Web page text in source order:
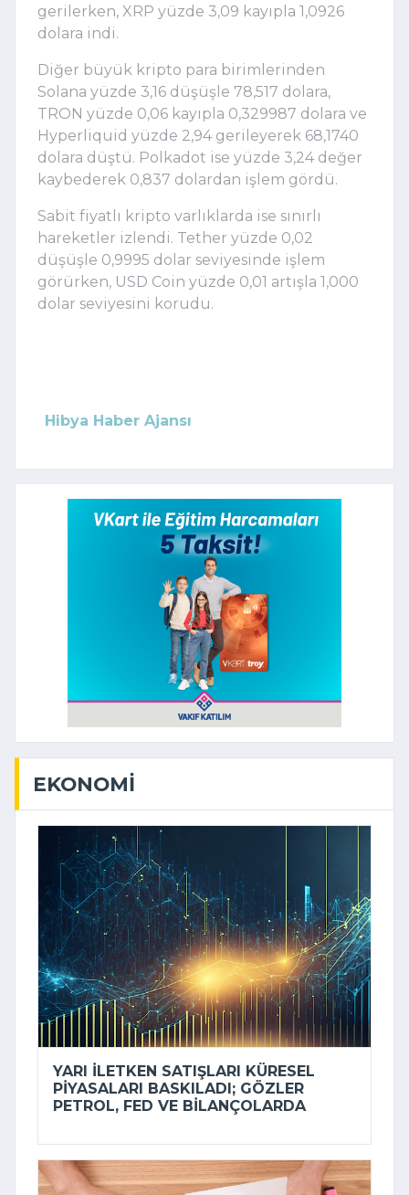
gerilerken, XRP yüzde 3,09 kayıpla 1,0926
dolara indi.
Diğer büyük kripto para birimlerinden
Solana yüzde 3,16 düşüşle 78,517 dolara,
TRON yüzde 0,06 kayıpla 0,329987 dolara ve
Hyperliquid yüzde 2,94 gerileyerek 68,1740
dolara düştü. Polkadot ise yüzde 3,24 değer
kaybederek 0,837 dolardan işlem gördü.
Sabit fiyatlı kripto varlıklarda ise sınırlı
hareketler izlendi. Tether yüzde 0,02
düşüşle 0,9995 dolar seviyesinde işlem
görürken, USD Coin yüzde 0,01 artışla 1,000
dolar seviyesini korudu.
Hibya Haber Ajansı
EKONOMI
YARI ILETKEN SATIŞLARI KÜRESEL
PIYASALARI BASKILADI; GÖZLER
PETROL, FED VE BILANÇOLARDA